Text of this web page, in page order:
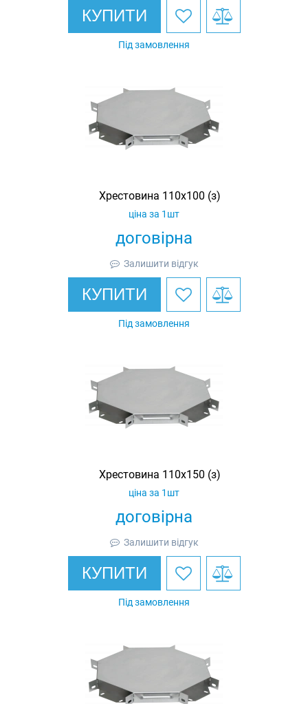
КУПИТИ
Під замовлення
Хрестовина 110х100 (з)
договірна
ціна за 1шт
Залишити відгук
КУПИТИ
Під замовлення
Хрестовина 110х150 (з)
договірна
ціна за 1шт
Залишити відгук
КУПИТИ
Під замовлення